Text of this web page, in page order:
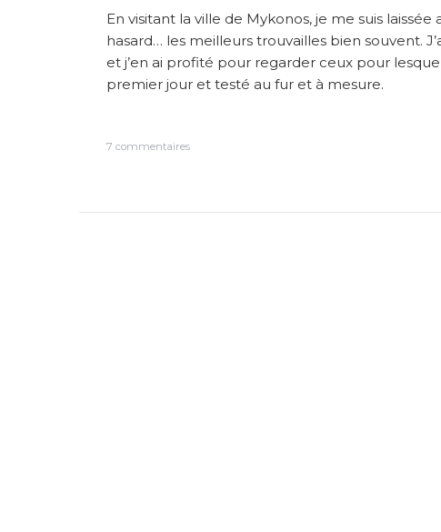
En visitant la ville de Mykonos, je me suis
hasard… les meilleurs trouvailles bien souvent.
et j’en ai profité pour regarder ceux pour
premier jour et testé au fur et à mesure.
7 commentairess
o